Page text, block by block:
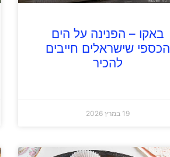
באקו – הפנינה על הים
הכספי שישראלים חייבים
להכיר
19 במרץ 2026